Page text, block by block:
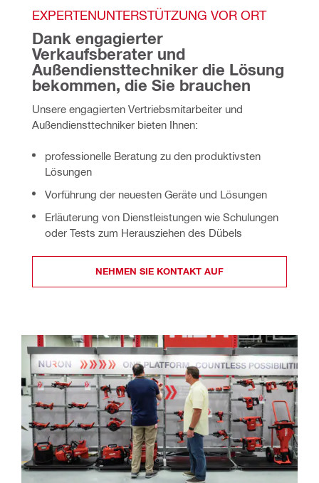
EXPERTENUNTERSTÜTZUNG VOR ORT
Dank engagierter
Verkaufsberater und
Außendiensttechniker die Lösung
bekommen, die Sie brauchen
Unsere engagierten Vertriebsmitarbeiter und
Außendiensttechniker bieten Ihnen:
professionelle Beratung zu den produktivsten
Lösungen
Vorführung der neuesten Geräte und Lösungen
Erläuterung von Dienstleistungen wie Schulungen
oder Tests zum Herausziehen des Dübels
NEHMEN SIE KONTAKT AUF